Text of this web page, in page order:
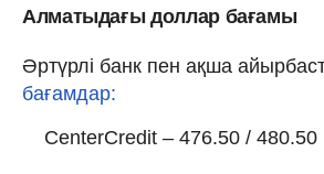
Алматыдағы доллар бағамы
Әртүрлі банк пен ақша
бағамдар:
CenterCredit – 476.50 / 480.50